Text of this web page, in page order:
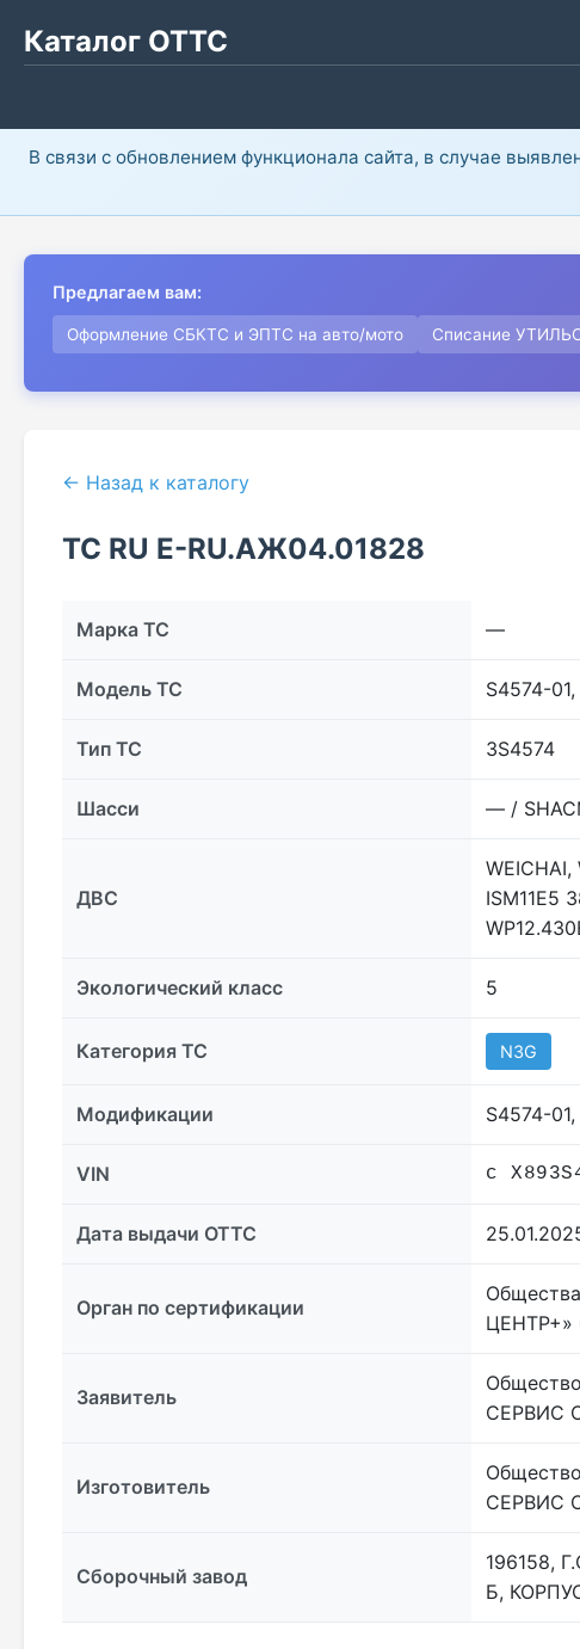
Каталог ОТТС
В связи с обновлением функционала сайта, в случае
Предлагаем вам:
Оформление СБКТС и ЭПТС на авто/мото Списание
← Назад к каталогу
ТС RU Е-RU.АЖ04.01828
Марка ТС —
Модель ТС S4574-
Тип ТС 3S4574
Шасси — /
ДВС
WEICHAI,
ISM11E5
Экологический класс 5
Категория ТС N3G
Модификации S4574-
VIN с
Дата выдачи ОТТС
Орган по сертификации
Заявитель
СЕРВИС
Изготовитель
СЕРВИС
Сборочный завод
196158,
Б,